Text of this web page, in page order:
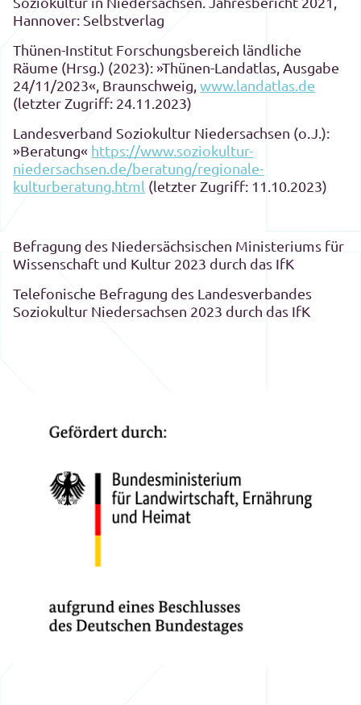
Hannover: Selbstverlag
Thünen-Institut Forschungsbereich ländliche
Räume (Hrsg.) (2023): »Thünen-Landatlas, Ausgabe
24/11/2023«, Braunschweig,www.landatlas.de
(letzter Zugriff: 24.11.2023)
Landesverband Soziokultur Niedersachsen (o.J.):
»Beratung« https://www.soziokultur-
niedersachsen.de/beratung/regionale-
kulturberatung.html (letzter Zugriff: 11.10.2023)
Befragung des Niedersächsischen Ministeriums für
Wissenschaft und Kultur 2023 durch das IfK
Telefonische Befragung des Landesverbandes
Soziokultur Niedersachsen 2023 durch das IfK